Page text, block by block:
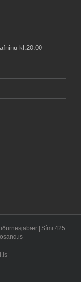
kl.20:00
| Sími 425